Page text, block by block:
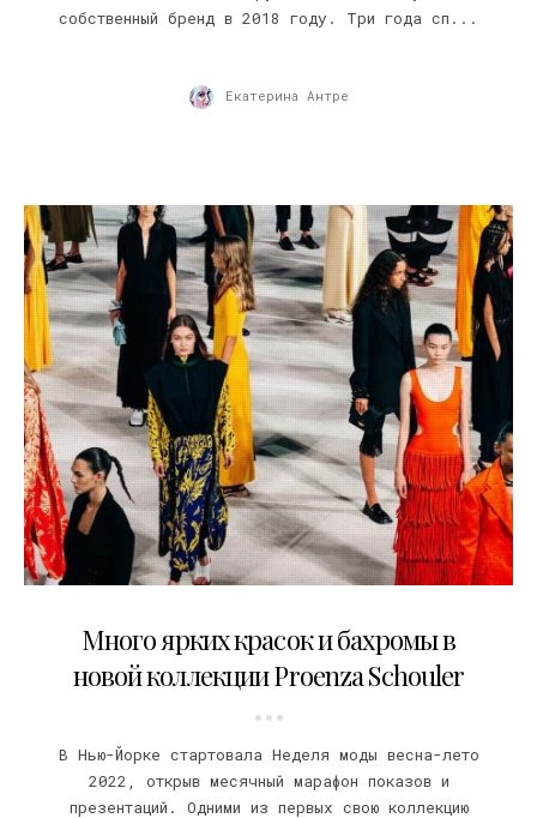
собственный бренд в 2018 году. Три года сп...
Екатерина Антре
Много ярких красок и бахромы в
новой коллекции Proenza Schouler
В Нью-Йорке стартовала Неделя моды весна-лето
2022, открыв месячный марафон показов и
презентаций. Одними из первых свою коллекцию